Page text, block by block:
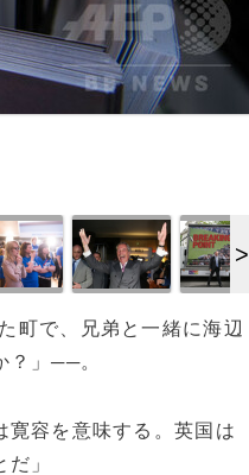
町で、兄弟と一緒に海辺
？」──。
寛容を意味する。英国は
」